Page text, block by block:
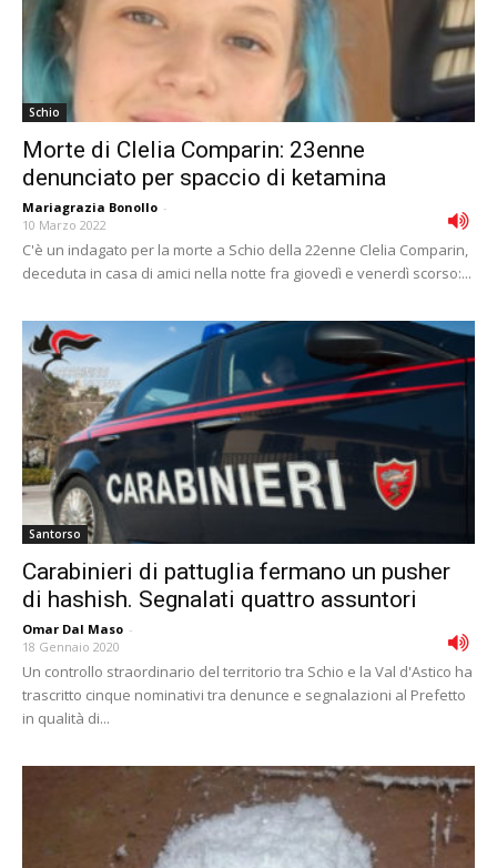
Schio
Morte di Clelia Comparin: 23enne
denunciato per spaccio di ketamina
Mariagrazia Bonollo -
10 Marzo 2022
C'è un indagato per la morte a Schio della 22enne Clelia Comparin,
deceduta in casa di amici nella notte fra giovedì e venerdì scorso:...
Santorso
Carabinieri di pattuglia fermano un pusher
di hashish. Segnalati quattro assuntori
Omar Dal Maso -
18 Gennaio 2020
Un controllo straordinario del territorio tra Schio e la Val d'Astico ha
trascritto cinque nominativi tra denunce e segnalazioni al Prefetto
in qualità di...